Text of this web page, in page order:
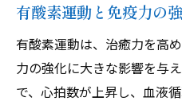
有酸素運動と免疫力の
有酸素運動は、治癒力を高
力の強化に大きな影響を与
で、心拍数が上昇し、血液